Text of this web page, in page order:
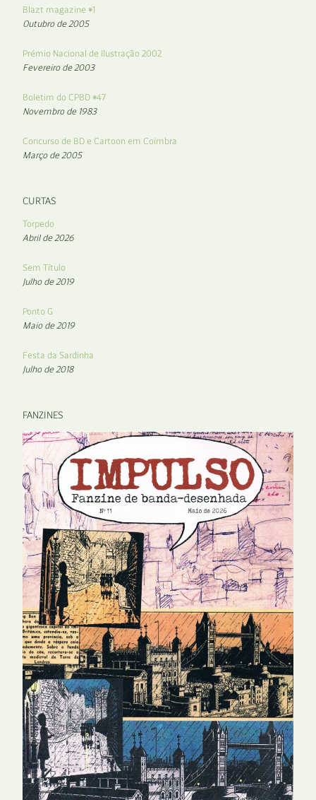
Blazt magazine #1
Outubro de 2005
Prémio Nacional de Ilustração 2002
Fevereiro de 2003
Boletim do CPBD #47
Novembro de 1983
Concurso de BD e Cartoon em Coimbra
Março de 2005
CURTAS
Torpedo
Abril de 2026
Sem Título
Julho de 2019
Ponto G
Maio de 2019
Festa da Sardinha
Julho de 2018
FANZINES